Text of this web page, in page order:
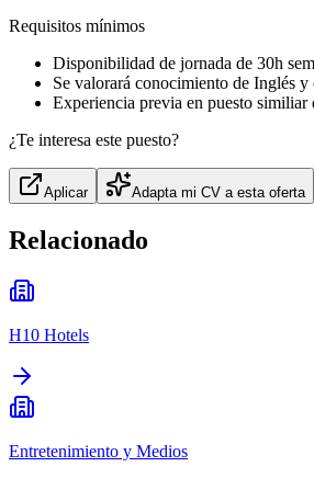
Requisitos mínimos
Disponibilidad de jornada de 30h
Se valorará conocimiento de Inglés y
Experiencia previa en puesto similiar
¿Te interesa este puesto?
Aplicar Adapta mi CV a esta oferta
Relacionado
H10 Hotels
Entretenimiento y Medios